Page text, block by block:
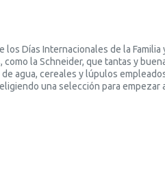
Días Internacionales de la
la Schneider, que tantas y
agua, cereales y lúpulos
una selección para empezar